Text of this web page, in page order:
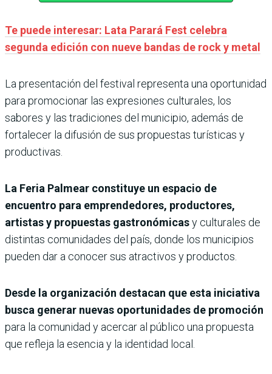
Te puede interesar: Lata Parará Fest celebra
segunda edición con nueve bandas de rock y metal
La presentación del festival representa una oportunidad
para promocionar las expresiones culturales, los
sabores y las tradiciones del municipio, además de
fortalecer la difusión de sus propuestas turísticas y
productivas.
La Feria Palmear constituye un espacio de
encuentro para emprendedores, productores,
artistas y propuestas gastronómicasy culturales de
distintas comunidades del país, donde los municipios
pueden dar a conocer sus atractivos y productos.
Desde la organización destacan que esta iniciativa
busca generar nuevas oportunidades de promoción
para la comunidad y acercar al público una propuesta
que refleja la esencia y la identidad local.